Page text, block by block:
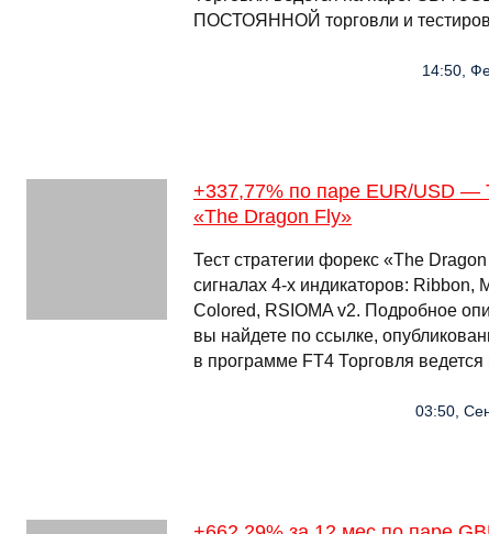
ПОСТОЯННОЙ торговли и
14:50,
+337,77% по паре EUR/USD —
«The Dragon Fly»
Тест стратегии форекс «The
сигналах 4-х индикаторов: Ribbon,
Colored, RSIOMA v2. Подробное
вы найдете по ссылке,
в программе FT4 Торговля
03:50,